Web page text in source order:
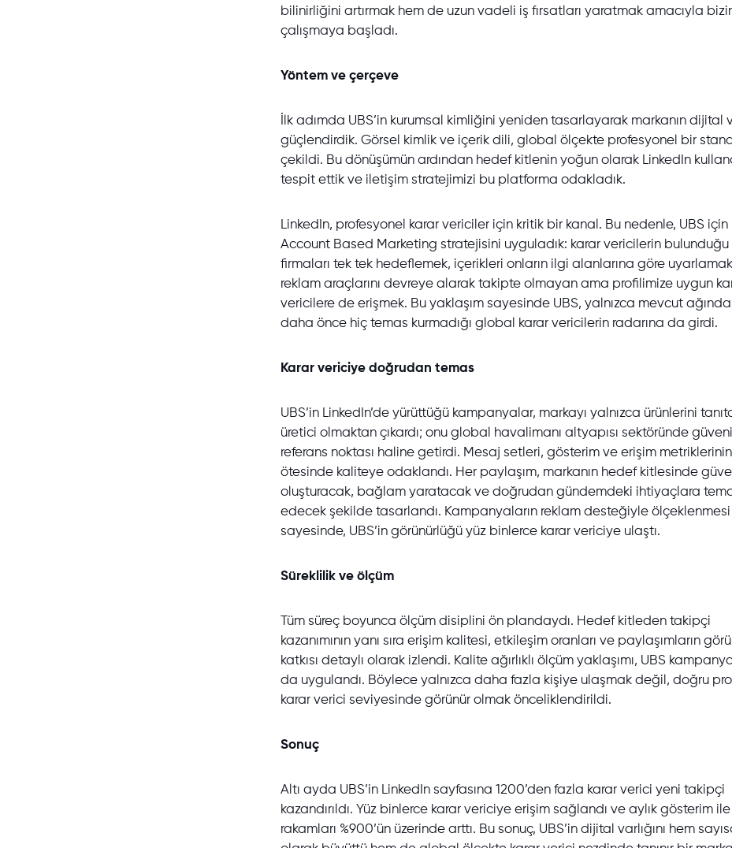
bilinirliğini artırmak hem de uzun vadeli iş fırsatları yaratmak amacıyla
çalışmaya başladı.
Yöntem ve çerçeve
İlk adımda UBS’in kurumsal kimliğini yeniden tasarlayarak markanın dijital
güçlendirdik. Görsel kimlik ve içerik dili, global ölçekte profesyonel bir
çekildi. Bu dönüşümün ardından hedef kitlenin yoğun olarak LinkedIn
tespit ettik ve iletişim stratejimizi bu platforma odakladık.
LinkedIn, profesyonel karar vericiler için kritik bir kanal. Bu nedenle, UBS için
Account Based Marketing stratejisini uyguladık: karar vericilerin bulunduğu
firmaları tek tek hedeflemek, içerikleri onların ilgi alanlarına göre
reklam araçlarını devreye alarak takipte olmayan ama profilimize uygun
vericilere de erişmek. Bu yaklaşım sayesinde UBS, yalnızca mevcut
daha önce hiç temas kurmadığı global karar vericilerin radarına da girdi.
Karar vericiye doğrudan temas
UBS’in LinkedIn’de yürüttüğü kampanyalar, markayı yalnızca ürünlerini
üretici olmaktan çıkardı; onu global havalimanı altyapısı sektöründe
referans noktası haline getirdi. Mesaj setleri, gösterim ve erişim metriklerinin
ötesinde kaliteye odaklandı. Her paylaşım, markanın hedef kitlesinde
oluşturacak, bağlam yaratacak ve doğrudan gündemdeki ihtiyaçlara
edecek şekilde tasarlandı. Kampanyaların reklam desteğiyle ölçeklenmesi
sayesinde, UBS’in görünürlüğü yüz binlerce karar vericiye ulaştı.
Süreklilik ve ölçüm
Tüm süreç boyunca ölçüm disiplini ön plandaydı. Hedef kitleden takipçi
kazanımının yanı sıra erişim kalitesi, etkileşim oranları ve paylaşımların
katkısı detaylı olarak izlendi. Kalite ağırlıklı ölçüm yaklaşımı, UBS
da uygulandı. Böylece yalnızca daha fazla kişiye ulaşmak değil, doğru
karar verici seviyesinde görünür olmak önceliklendirildi.
Sonuç
Altı ayda UBS’in LinkedIn sayfasına 1200’den fazla karar verici yeni takipçi
kazandırıldı. Yüz binlerce karar vericiye erişim sağlandı ve aylık gösterim
rakamları %900’ün üzerinde arttı. Bu sonuç, UBS’in dijital varlığını hem